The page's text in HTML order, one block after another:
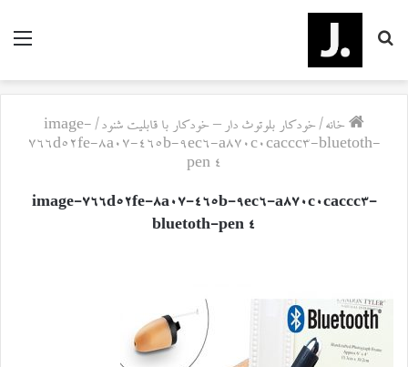
منو
برای
خانه / خودکار بلوتوث دار – خودکار با قابلیت شنود /
image-
766d52fe-8a07-465b-9ec6-a870c0caccc3-bluetoth-
pen 4
image-766d52fe-8a07-465b-9ec6-a870c0caccc3-
bluetoth-pen 4